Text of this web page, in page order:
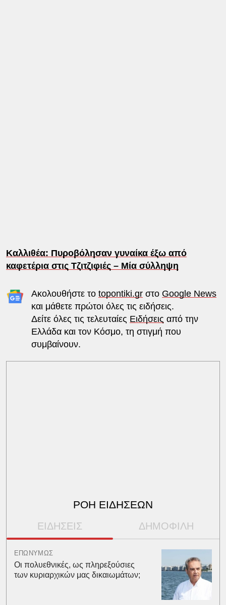
Καλλιθέα: Πυροβόλησαν γυναίκα έξω από
καφετέρια στις Τζιτζιφιές – Μία σύλληψη
Ακολουθήστε το topontiki.grστο Google News
και μάθετε πρώτοι όλες τις ειδήσεις.
Δείτε όλες τις τελευταίες Ειδήσεις από την
Ελλάδα και τον Κόσμο, τη στιγμή που
συμβαίνουν.
ΡΟΗ ΕΙΔΗΣΕΩΝ
ΕΙΔΗΣΕΙΣ ΔΗΜΟΦΙΛΗ
ΕΠΩΝΥΜΩΣ
Οι πολυεθνικές, ως πληρεξούσιες
των κυριαρχικών μας δικαιωμάτων;